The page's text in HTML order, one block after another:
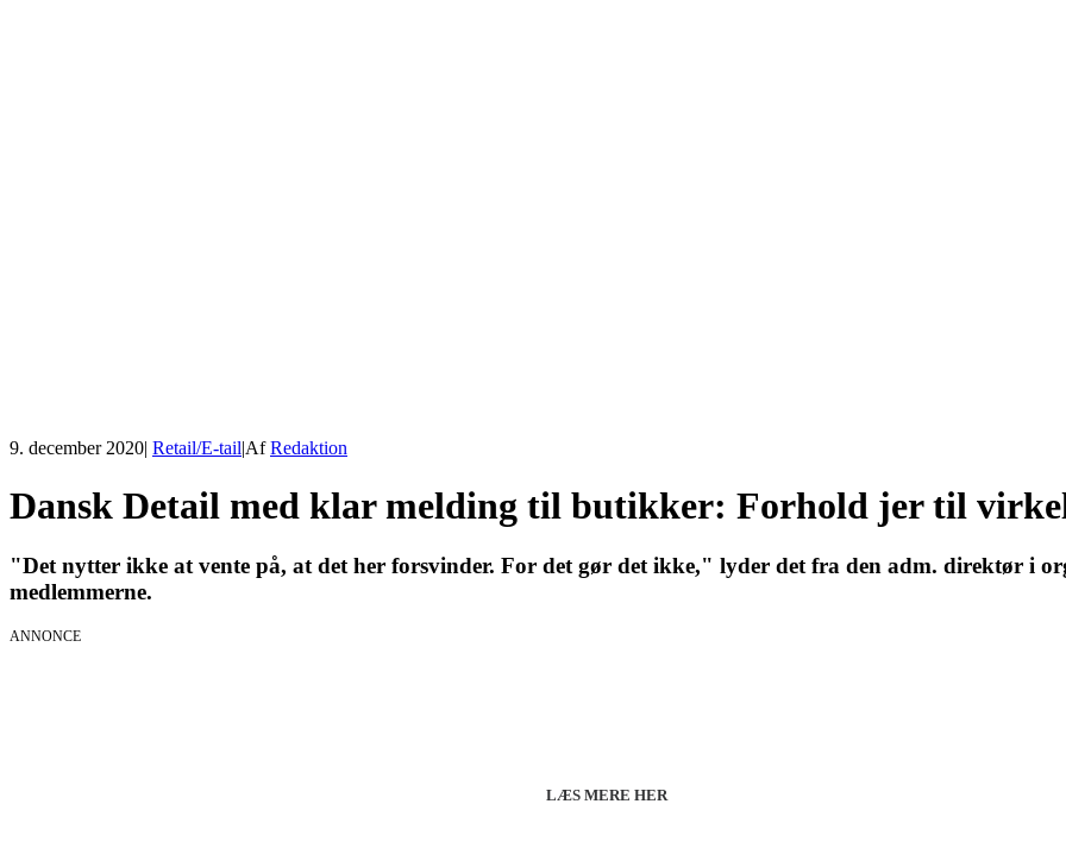
9. december 2020| Retail/E-tail|AfRedaktion
Dansk Detail med klar melding til butikker: Forhold jer til
"Det nytter ikke at vente på, at det her forsvinder. For det gør det ikke," lyder det fra den adm. direktør i
medlemmerne.
ANNONCE
LÆS MERE HER